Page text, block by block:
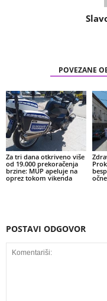
POVEZANE
Za tri dana otkriveno više
od 19.000 prekoračenja
brzine: MUP apeluje na
oprez tokom vikenda
POSTAVI ODGOVOR